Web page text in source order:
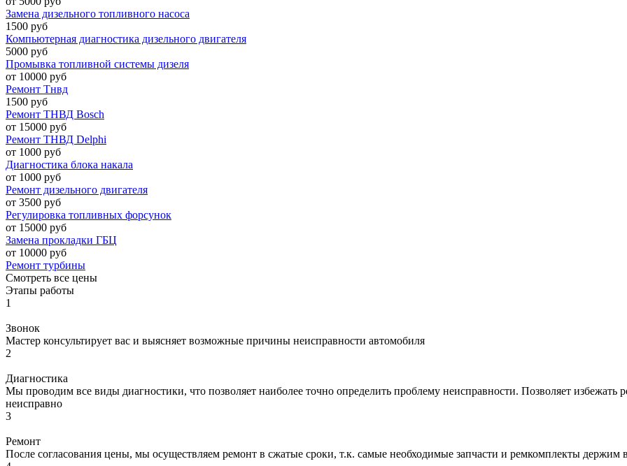
Замена дизельного топливного насоса
1500 руб
Компьютерная диагностика дизельного двигателя
5000 руб
Промывка топливной системы дизеля
от 10000 руб
Ремонт Тнвд
1500 руб
Ремонт ТНВД Bosch
от 15000 руб
Ремонт ТНВД Delphi
от 1000 руб
Диагностика блока накала
от 1000 руб
Ремонт дизельного двигателя
от 3500 руб
Регулировка топливных форсунок
от 15000 руб
Замена прокладки ГБЦ
от 10000 руб
Ремонт турбины
Смотреть все цены
Этапы работы
1
Звонок
Мастер консультирует вас и выясняет возможные причины неисправности автомобиля
2
Диагностика
Мы проводим все виды диагностики, что позволяет наиболее точно определить проблему неисправности. Позволяет избежать
неисправно
3
Ремонт
После согласования цены, мы осуществляем ремонт в сжатые сроки, т.к. самые необходимые запчасти и ремкомплекты